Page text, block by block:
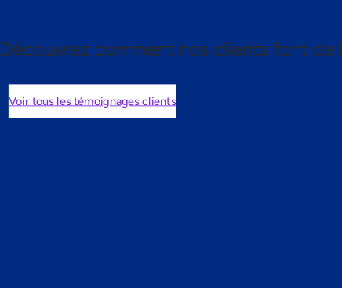
Découvrez comment nos clients font
Voir tous les témoignages clients